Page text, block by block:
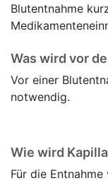
Blutentnahme
Was wird vor
Vor einer
notwendig.
Wie wird
Für die